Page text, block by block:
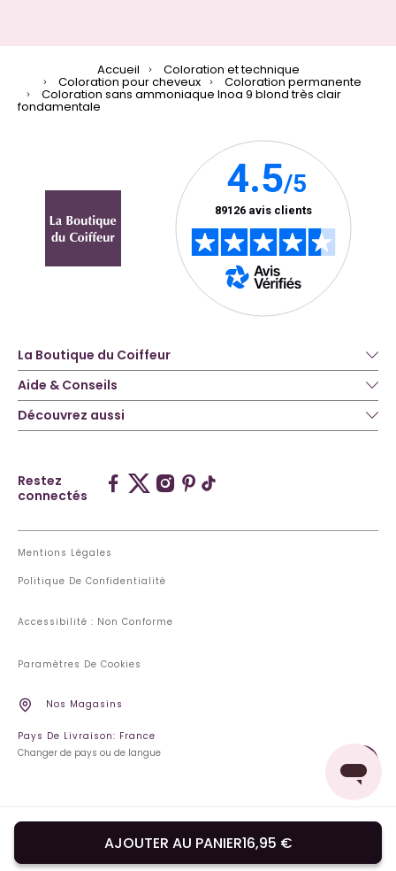
AJOUTER AU PANIER16,95 €
Accueil Coloration et technique
Coloration pour cheveux Coloration permanente
Coloration sans ammoniaque Inoa 9 blond très clair
fondamentale
La Boutique du Coiffeur
Aide & Conseils
Découvrez aussi
Restez
connectés
Mentions Légales
Politique De Confidentialité
Accessibilité : Non Conforme
Paramètres De Cookies
Nos Magasins
Pays De Livraison: France
Changer de pays ou de langue